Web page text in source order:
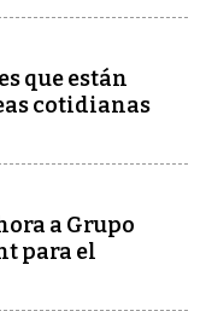
que están
cotidianas
a Grupo
para el